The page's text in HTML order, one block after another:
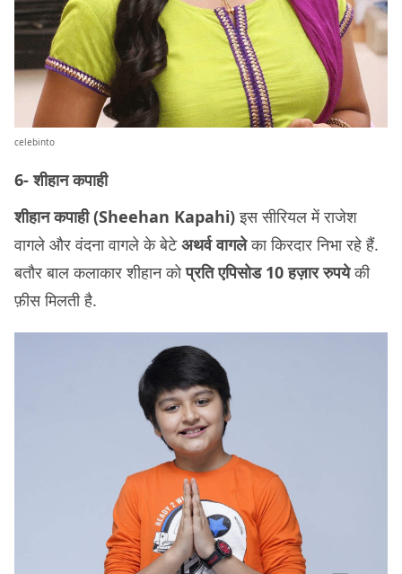
celebinto
6- शीहान कपाही
शीहान कपाही (Sheehan Kapahi)इस सीरियल में राजेश
वागले और वंदना वागले के बेटेअथर्व वागलेका किरदार निभा रहे हैं.
बतौर बाल कलाकार शीहान कोप्रति एपिसोड 10 हज़ार रुपयेकी
फ़ीस मिलती है.